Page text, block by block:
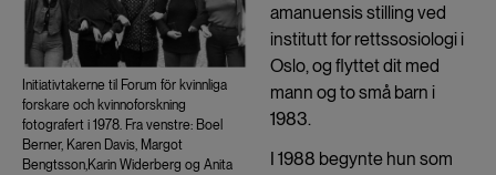
Initiativtakerne til Forum för kvinnliga
forskare och kvinnoforskning
fotografert i 1978. Fra venstre: Boel
Berner, Karen Davis, Margot
Bengtsson,Karin Widerberg og Anita
amanuensis stilling ved
institutt for rettssosiologi i
Oslo, og flyttet dit med
mann og to små barn i
1983.
I 1988 begynte hun som